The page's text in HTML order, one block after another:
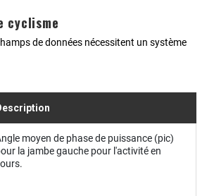
cyclisme
de données nécessitent un système
moyen de phase de puissance (pic)
la jambe gauche pour l'activité en